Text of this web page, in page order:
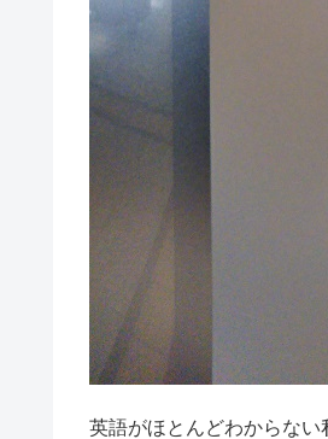
英語がほとんどわからな